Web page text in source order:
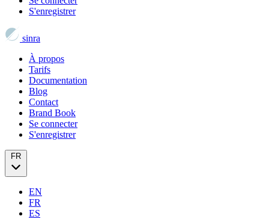
S'enregistrer
sinra
À propos
Tarifs
Documentation
Blog
Contact
Brand Book
Se connecter
S'enregistrer
EN
FR
ES